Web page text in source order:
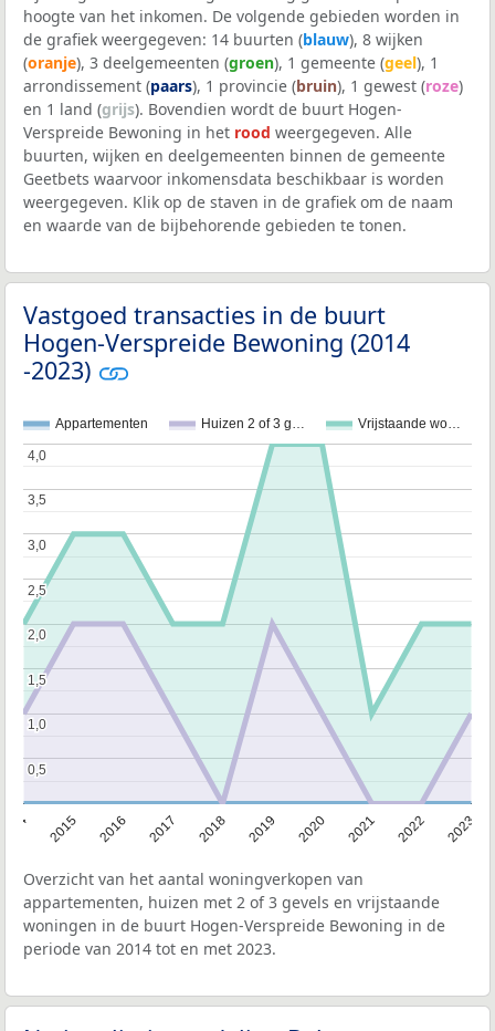
hoogte van het inkomen. De volgende gebieden worden in
de grafiek weergegeven: 14 buurten (blauw), 8 wijken
(oranje), 3 deelgemeenten (groen), 1 gemeente (geel), 1
arrondissement (paars), 1 provincie (bruin), 1 gewest (roze)
en 1 land (grijs). Bovendien wordt de buurt Hogen-
Verspreide Bewoning in het rood weergegeven. Alle
buurten, wijken en deelgemeenten binnen de gemeente
Geetbets waarvoor inkomensdata beschikbaar is worden
weergegeven. Klik op de staven in de grafiek om de naam
en waarde van de bijbehorende gebieden te tonen.
Vastgoed transacties in de buurt
Hogen-Verspreide Bewoning (2014
-2023)
Appartementen Huizen 2 of 3 g… Vrijstaande wo…
2015 2016 2017 2018 2019 2020 2021 2022 2023
0,5
0,5
1,0
1,0
1,5
1,5
2,0
2,0
2,5
2,5
3,0
3,0
3,5
3,5
4,0
4,0
Overzicht van het aantal woningverkopen van
appartementen, huizen met 2 of 3 gevels en vrijstaande
woningen in de buurt Hogen-Verspreide Bewoning in de
periode van 2014 tot en met 2023.